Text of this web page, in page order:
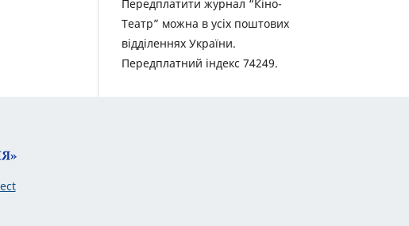
Передплатити журнал “Кіно-
Театр” можна в усіх поштових
відділеннях України.
Передплатний індекс 74249.